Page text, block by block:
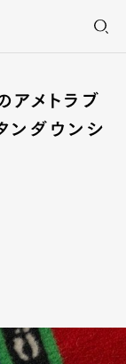
メトラブ
ンダウンシ